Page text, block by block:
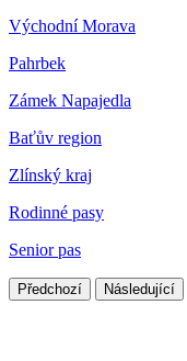
Východní Morava
Pahrbek
Zámek Napajedla
Baťův region
Zlínský kraj
Rodinné pasy
Senior pas
Předchozí Následující